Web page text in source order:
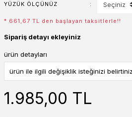
YÜZÜK ÖLÇÜNÜZ
* 661,67 TL den başlayan taksitlerle!!
Sipariş detayı ekleyiniz
ürün detayları
1.985,00 TL